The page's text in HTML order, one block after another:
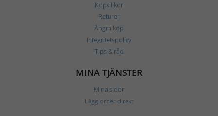
Köpvillkor
Returer
Ångra köp
Integritetspolicy
Tips & råd
MINA TJÄNSTER
Mina sidor
Lägg order direkt